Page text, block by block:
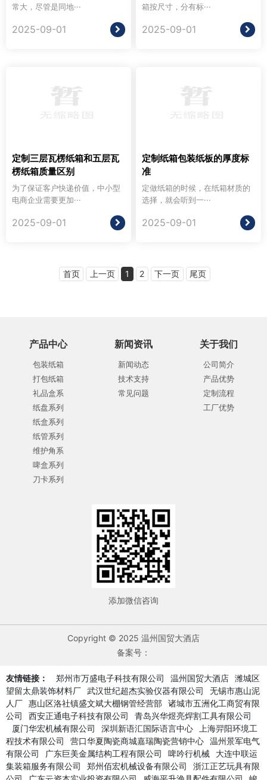
常大，尽管是同地···
2025-09-01
箱按尺寸，分有标···
2025-09-01
定制三层瓦楞纸箱和五层瓦
楞纸箱质量区别
为了保证客户快递价值，中小型
电商企业需要更加···
2025-09-01
定制纸箱包装纸板的厚度标
准
定做纸箱的时候，在纸箱材质的
选择，就会听到一···
2025-09-01
首页 上一页 1 2 下一页 尾页
产品中心
包装纸箱
打包纸箱
礼品盒系
纸盘系列
纸盒系列
纸管系列
维护角系
啤盒系列
刀卡系列
新闻资讯
新闻动态
技术支持
常见问题
关于我们
公司简介
产品优势
定制流程
工厂优势
添加微信咨询
Copyright © 2025 温州国贸大酒店
备案号：
友情链接： 郑州市万盛电子科技有限公司 温州国贸大酒店 潍城区
望留太鼎装饰材料厂 武汉世纪超杰实验仪器有限公司
无锡市惠山泥
人厂 惠山区洛社镇盛文斌大棚钢管经营部 诸城市五洲化工商贸有限
公司
西安正通电子科技有限公司
青岛兴华煜亮焊割工具有限公司
厦门华宏机械有限公司
深圳新语汇国际语言中心
上海羿阳环境工
程技术有限公司
营口华夏陶瓷商城嘉瑞陶瓷营销中心 温州景军电气
有限公司
广东巨美金属结构工程有限公司 啤吟行机械
大连中联运
集装箱服务有限公司
郑州佰宏机械设备有限公司
浙江正艺玩具有限